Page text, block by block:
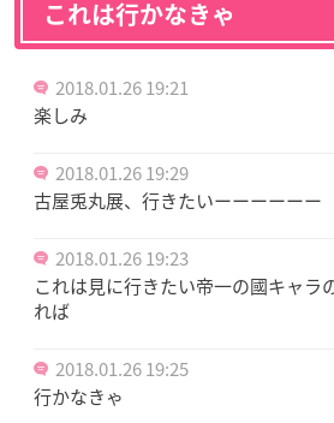
これは行かなきゃ
2018.01.26 19:21
楽しみ
2018.01.26 19:29
古屋兎丸展、行きたいーーーーーー
2018.01.26 19:23
これは見に行きたい帝一の國キャラ
れば
2018.01.26 19:25
行かなきゃ